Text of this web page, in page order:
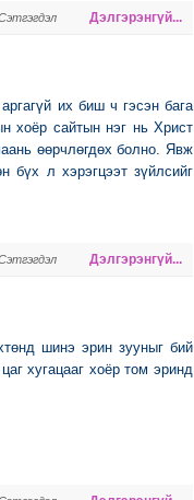
Дэлгэрэнгүй...
их биш ч гэсэн бага
хоёр сайтын нэг нь Христ
өөрчлөгдөх болно. Явж
бүх л хэрэгцээт зүйлсийг
Дэлгэрэнгүй...
шинэ эрин зууныг бий
хугацааг хоёр том эринд